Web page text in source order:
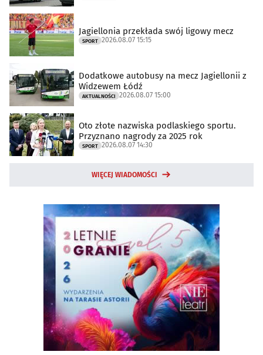
Jagiellonia przekłada swój ligowy mecz
SPORT 2026.08.07 15:15
Dodatkowe autobusy na mecz Jagiellonii z
Widzewem Łódź
AKTUALNOŚCI 2026.08.07 15:00
Oto złote nazwiska podlaskiego sportu.
Przyznano nagrody za 2025 rok
SPORT 2026.08.07 14:30
WIĘCEJ WIADOMOŚCI